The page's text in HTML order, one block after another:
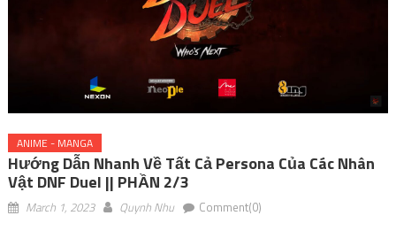
ANIME - MANGA
Hướng Dẫn Nhanh Về Tất Cả Persona Của Các Nhân
Vật DNF Duel || PHẦN 2/3
March 1, 2023 Quynh Nhu Comment(0)